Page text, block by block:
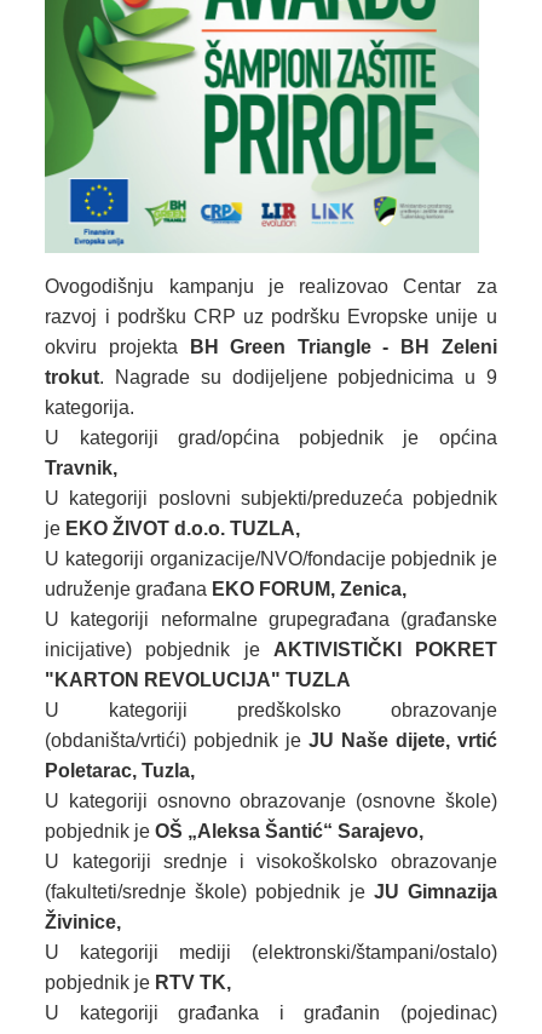
Ovogodišnju kampanju je realizovao Centar za
razvoj i podršku CRP uz podršku Evropske unije u
okviru projekta
BH Green Triangle - BH Zeleni
trokut. Nagrade su dodijeljene pobjednicima u 9
kategorija.
U kategoriji grad/općina pobjednik je općina
Travnik,
U kategoriji poslovni subjekti/preduzeća pobjednik
je EKO ŽIVOT d.o.o. TUZLA,
U kategoriji organizacije/NVO/fondacije pobjednik je
udruženje građana EKO FORUM, Zenica,
U kategoriji neformalne grupegrađana (građanske
inicijative) pobjednik je AKTIVISTIČKI POKRET
"KARTON REVOLUCIJA" TUZLA
U kategoriji predškolsko obrazovanje
(obdaništa/vrtići) pobjednik je JU Naše dijete, vrtić
Poletarac, Tuzla,
U kategoriji osnovno obrazovanje (osnovne škole)
pobjednik jeOŠ „Aleksa Šantić“ Sarajevo,
U kategoriji srednje i visokoškolsko obrazovanje
(fakulteti/srednje škole) pobjednik je JU Gimnazija
Živinice,
U kategoriji mediji (elektronski/štampani/ostalo)
pobjednik je RTV TK,
U kategoriji građanka i građanin (pojedinac)